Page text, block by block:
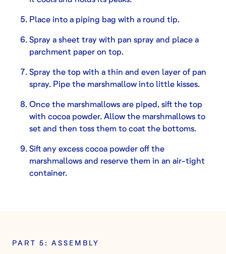
Place into a piping bag with a round tip.
Spray a sheet tray with pan spray and place a
parchment paper on top.
Spray the top with a thin and even layer of pan
spray. Pipe the marshmallow into little kisses.
Once the marshmallows are piped, sift the top
with cocoa powder. Allow the marshmallows to
set and then toss them to coat the bottoms.
Sift any excess cocoa powder off the
marshmallows and reserve them in an air-tight
container.
PART 5: ASSEMBLY